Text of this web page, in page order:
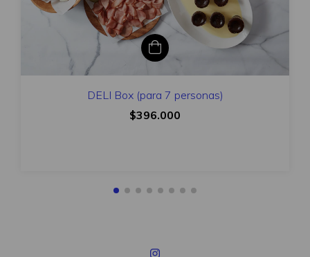
DELI Box (para 7 personas)
$396.000